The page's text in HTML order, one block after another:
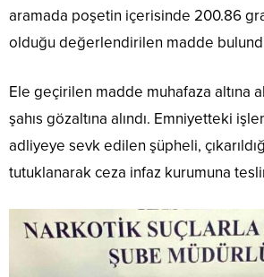
aramada poşetin içerisinde 200.86
olduğu değerlendirilen madde
Ele geçirilen madde muhafaza altına
şahıs gözaltına alındı. Emniyetteki
adliyeye sevk edilen şüpheli,
tutuklanarak ceza infaz kurumuna